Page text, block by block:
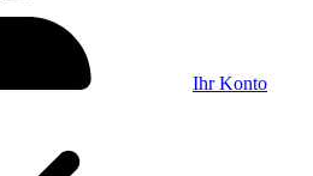
Ihr Konto